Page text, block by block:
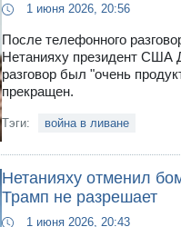
1 июня 2026, 20:56
После телефонного
Нетанияху президент США
разговор был "очень
прекращен.
Тэги: война в ливане
Нетанияху отменил
Трамп не разрешает
1 июня 2026, 20:43